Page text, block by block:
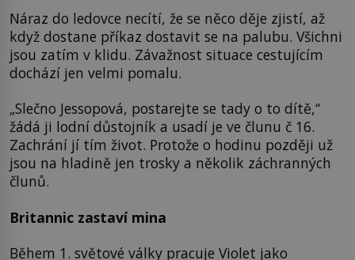
Náraz do ledovce necítí, že se něco děje zjistí, až
když dostane příkaz dostavit se na palubu. Všichni
jsou zatím v klidu. Závažnost situace cestujícím
dochází jen velmi pomalu.
„Slečno Jessopová, postarejte se tady o to dítě,“
žádá ji lodní důstojník a usadí je ve člunu č 16.
Zachrání jí tím život. Protože o hodinu později už
jsou na hladině jen trosky a několik záchranných
člunů.
Britannic zastaví mina
Během 1. světové války pracuje Violet jako